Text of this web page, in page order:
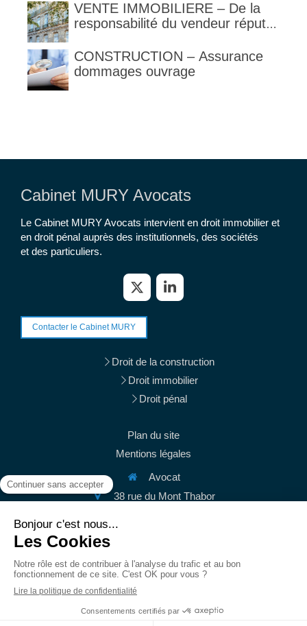
VENTE IMMOBILIERE – De la
responsabilité du vendeur réputé
1792 et suivants du code civil
CONSTRUCTION – Assurance
dommages ouvrage
Cabinet MURY Avocats
Le Cabinet MURY Avocats intervient en droit immobilier et
en droit pénal auprès des institutionnels, des sociétés
et des particuliers.
Contacter le Cabinet MURY
Droit de la construction
Droit immobilier
Droit pénal
Plan du site
Mentions légales
Avocat
38 rue du Mont Thabor
contact@mury-avocats.fr
DuLundiauVendredi